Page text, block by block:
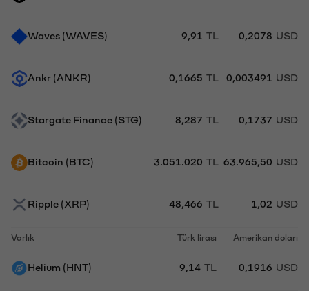
Waves (WAVES) 9,91 TL 0,2078 USD
Ankr (ANKR) 0,1665 TL 0,003491 USD
Stargate Finance (STG) 8,287 TL 0,1737 USD
Bitcoin (BTC) 3.051.020 TL 63.965,50 USD
Ripple (XRP) 48,466 TL 1,02 USD
Varlık Türk lirası Amerikan doları
Helium (HNT) 9,14 TL 0,1916 USD